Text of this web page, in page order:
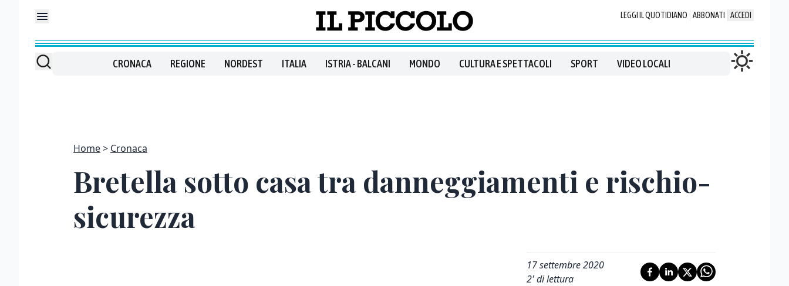
LEGGI IL QUOTIDIANO ABBONATI ACCEDI
CRONACA REGIONE NORDEST ITALIA ISTRIA - BALCANI MONDO CULTURA E SPETTACOLI SPORT VIDEO LOCALI
Home Cronaca
Bretella sotto casa tra danneggiamenti e rischio-
sicurezza
17 settembre 2020
2' di lettura